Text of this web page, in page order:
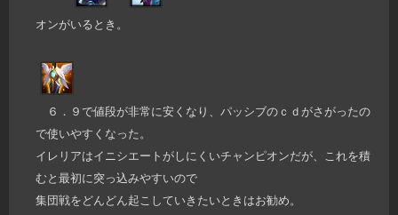
オンがいるとき。
６．９で値段が非常に安くなり、パッシブのｃｄがさがったの
で使いやすくなった。
イレリアはイニシエートがしにくいチャンピオンだが、これを積
むと最初に突っ込みやすいので
集団戦をどんどん起こしていきたいときはお勧め。